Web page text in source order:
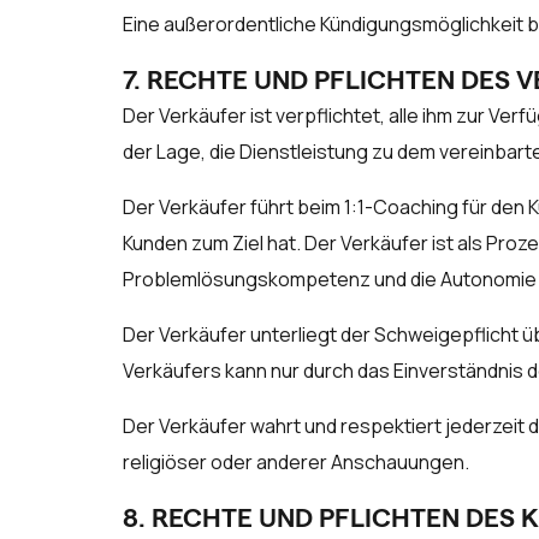
Eine außerordentliche Kündigungsmöglichkeit
7. RECHTE UND PFLICHTEN DES
Der Verkäufer ist verpflichtet, alle ihm zur
der Lage, die Dienstleistung zu dem
Der Verkäufer führt beim 1:1-Coaching für
Kunden zum Ziel hat. Der Verkäufer ist als
Problemlösungskompetenz und die
Der Verkäufer unterliegt der Schweigepflicht
Verkäufers kann nur durch das Einverständnis
Der Verkäufer wahrt und respektiert jederzeit
religiöser oder anderer Anschauungen.
8. RECHTE UND PFLICHTEN DES